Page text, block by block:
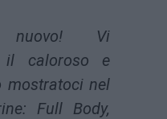
nuovo! Vi
il caloroso e
mostratoci nel
Full Body,